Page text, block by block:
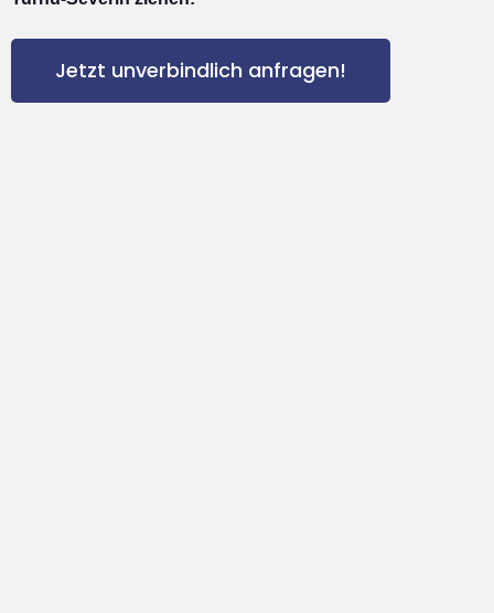
Jetzt unverbindlich anfragen!